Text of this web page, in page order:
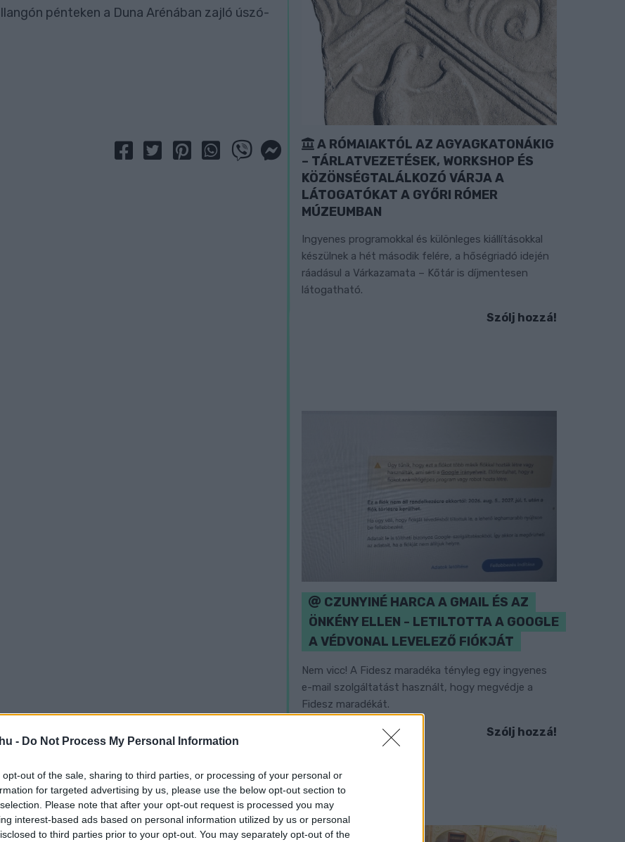
- Do Not Process My Personal Information
opt-out of the sale, sharing to third parties, or processing of your personal or
for targeted advertising by us, please use the below opt-out section to
Please note that after your opt-out request is processed you may
interest-based ads based on personal information utilized by us or personal
to third parties prior to your opt-out. You may separately opt-out of the
pénteken a Duna Arénában zajló úszó-
A RÓMAIAKTÓL AZ AGYAGKATONÁKIG
– TÁRLATVEZETÉSEK, WORKSHOP ÉS
KÖZÖNSÉGTALÁLKOZÓ VÁRJA A
LÁTOGATÓKAT A GYŐRI RÓMER
MÚZEUMBAN
Ingyenes programokkal és különleges kiállításokkal
készülnek a hét második felére, a hőségriadó idején
ráadásul a Várkazamata – Kőtár is díjmentesen
látogatható.
Szólj hozzá!
CZUNYINÉ HARCA A GMAIL ÉS AZ
ÖNKÉNY ELLEN - LETILTOTTA A GOOGLE
A VÉDVONAL LEVELEZŐ FIÓKJÁT
Nem vicc! A Fidesz maradéka tényleg egy ingyenes
e-mail szolgáltatást használt, hogy megvédje a
Fidesz maradékát.
Szólj hozzá!